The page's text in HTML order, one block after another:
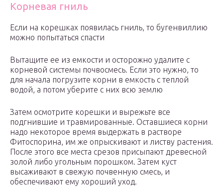
Корневая гниль
Если на корешках появилась гниль, то бугенвиллию
можно попытаться спасти
Вытащите ее из емкости и осторожно удалите с
корневой системы почвосмесь. Если это нужно, то
для начала погрузите корни в емкость с теплой
водой, а потом уберите с них всю землю
Затем осмотрите корешки и вырежьте все
подгнившие и травмированные. Оставшиеся корни
надо некоторое время выдержать в растворе
Фитоспорина, им же опрыскивают и листву растения.
После этого все места срезов присыпают древесной
золой либо угольным порошком. Затем куст
высаживают в свежую почвенную смесь, и
обеспечивают ему хороший уход.